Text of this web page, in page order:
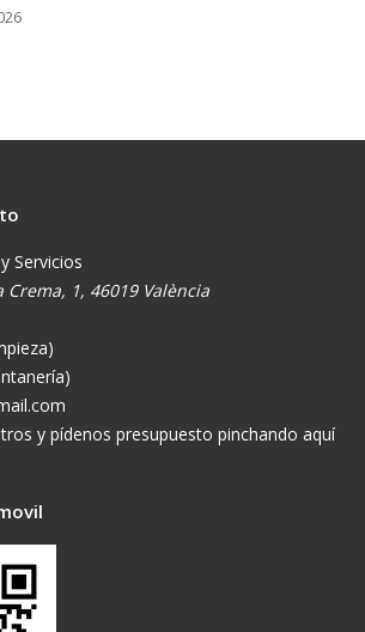
Servicios
1, 46019 València
y pídenos presupuesto pinchando aquí